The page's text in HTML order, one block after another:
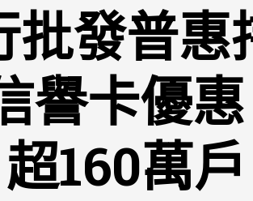
批發普惠
譽卡優
超160萬戶